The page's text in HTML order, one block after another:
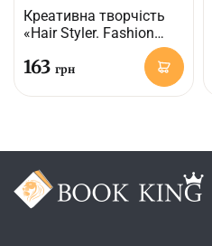
Креативна творчість
«Hair Styler. Fashion
163 грн